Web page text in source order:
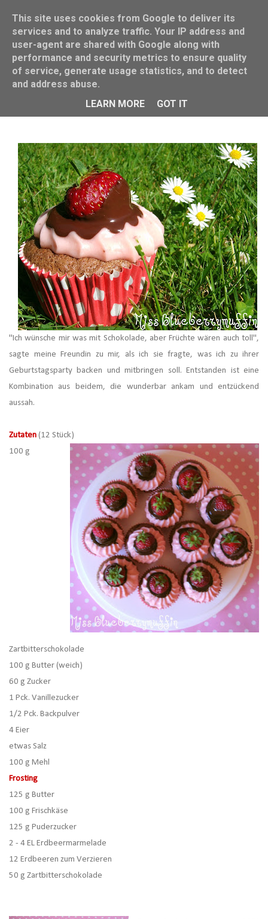
Schoko-Erdbeer-Cupcakes
"Ich wünsche mir was mit Schokolade, aber Früchte wären auch toll",
sagte meine Freundin zu mir, als ich sie fragte, was ich zu ihrer
Geburtstagsparty backen und mitbringen soll. Entstanden ist eine
Kombination aus beidem, die wunderbar ankam und entzückend
aussah.
Zutaten (12 Stück)
100 g
Zartbitterschokolade
100 g Butter (weich)
60 g Zucker
1 Pck. Vanillezucker
1/2 Pck. Backpulver
4 Eier
etwas Salz
100 g Mehl
Frosting
125 g Butter
100 g Frischkäse
125 g Puderzucker
2 - 4 EL Erdbeermarmelade
12 Erdbeeren zum Verzieren
50 g Zartbitterschokolade
This site uses cookies from Google to deliver its
services and to analyze traffic. Your IP address and
user-agent are shared with Google along with
performance and security metrics to ensure quality
of service, generate usage statistics, and to detect
and address abuse.
LEARN MORE
GOT IT